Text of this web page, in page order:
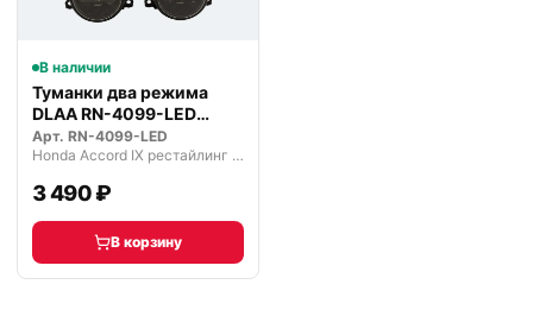
В наличии
Туманки два режима
DLAA RN-4099-LED
светодиодные
Арт. RN-4099-LED
Honda Accord IX рестайлинг (2014—2019)
3 490 ₽
В корзину